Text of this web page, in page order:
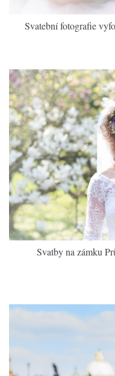
Svatební fotografie
Svatby na zámku